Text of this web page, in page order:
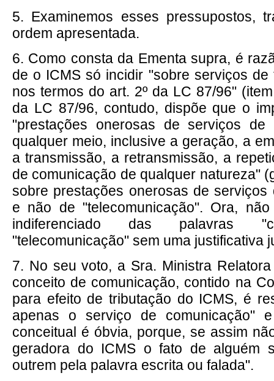
5. Examinemos esses pressupostos,
ordem apresentada.
6. Como consta da Ementa supra, é
de o ICMS só incidir "sobre serviços de
nos termos do art. 2º da LC 87/96"
da LC 87/96, contudo, dispõe que o
"prestações onerosas de serviços de
qualquer meio, inclusive a geração, a
a transmissão, a retransmissão, a
de comunicação de qualquer natureza"
sobre prestações onerosas de serviços
e não de "telecomunicação". Ora,
indiferenciado das palavras
"telecomunicação" sem uma justificativa
7. No seu voto, a Sra. Ministra
conceito de comunicação, contido na
para efeito de tributação do ICMS, é
apenas o serviço de comunicação"
conceitual é óbvia, porque, se assim
geradora do ICMS o fato de alguém
outrem pela palavra escrita ou falada".